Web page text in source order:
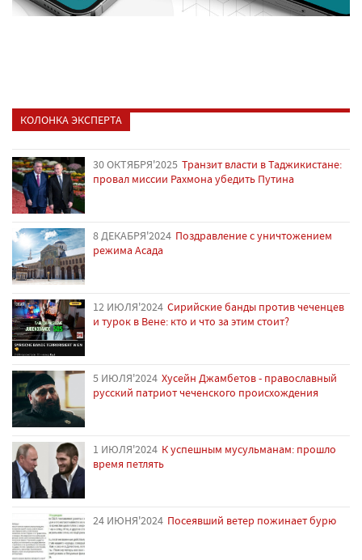
КОЛОНКА ЭКСПЕРТА
30 ОКТЯБРЯ'2025 Транзит власти в Таджикистане:
провал миссии Рахмона убедить Путина
8 ДЕКАБРЯ'2024 Поздравление с уничтожением
режима Асада
12 ИЮЛЯ'2024 Сирийские банды против чеченцев
и турок в Вене: кто и что за этим стоит?
5 ИЮЛЯ'2024 Хусейн Джамбетов - православный
русский патриот чеченского происхождения
1 ИЮЛЯ'2024 К успешным мусульманам: прошло
время петлять
24 ИЮНЯ'2024 Посеявший ветер пожинает бурю